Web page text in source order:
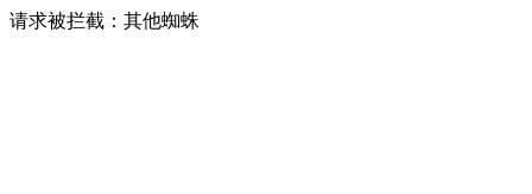
请求被拦截：其他蜘蛛